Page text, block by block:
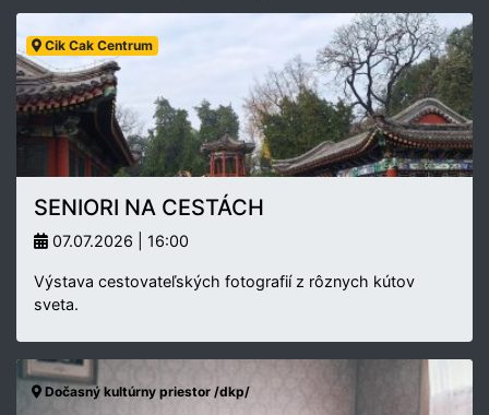
Cik Cak Centrum
SENIORI NA CESTÁCH
07.07.2026 | 16:00
Výstava cestovateľských fotografií z rôznych kútov
sveta.
Dočasný kultúrny priestor /dkp/